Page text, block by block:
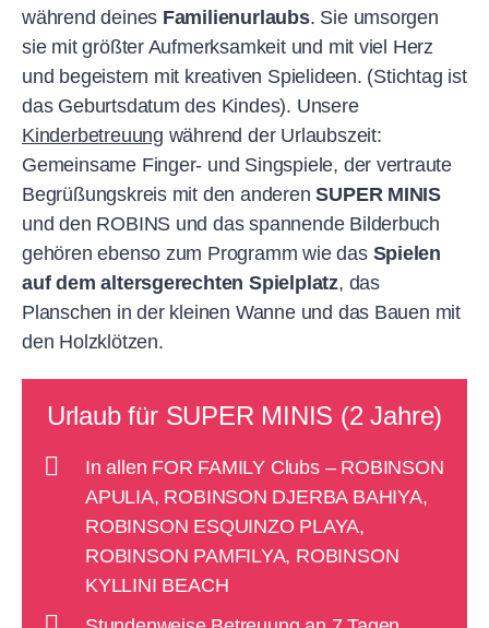
während deines Familienurlaubs. Sie umsorgen
sie mit größter Aufmerksamkeit und mit viel Herz
und begeistern mit kreativen Spielideen. (Stichtag ist
das Geburtsdatum des Kindes). Unsere
Kinderbetreuung während der Urlaubszeit:
Gemeinsame Finger- und Singspiele, der vertraute
Begrüßungskreis mit den anderenSUPER MINIS
und den ROBINS und das spannende Bilderbuch
gehören ebenso zum Programm wie das Spielen
auf dem altersgerechten Spielplatz, das
Planschen in der kleinen Wanne und das Bauen mit
den Holzklötzen.
Urlaub für SUPER MINIS (2 Jahre)
In allen FOR FAMILY Clubs – ROBINSON
APULIA, ROBINSON DJERBA BAHIYA,
ROBINSON ESQUINZO PLAYA,
ROBINSON PAMFILYA, ROBINSON
KYLLINI BEACH